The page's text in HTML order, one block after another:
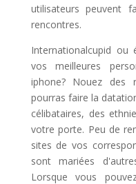
utilisateurs peuvent
rencontres.
Internationalcupid ou
vos meilleures
iphone? Nouez des
pourras faire la
célibataires, des
votre porte. Peu de
sites de vos
sont mariées
Lorsque vous